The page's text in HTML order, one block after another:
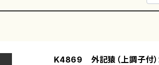
K4869 外記猿（上調子付